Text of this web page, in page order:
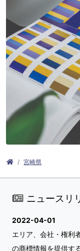
宮崎県
ニュースリ
2022-04-01
エリア、会社・権利
の商標情報を提供す